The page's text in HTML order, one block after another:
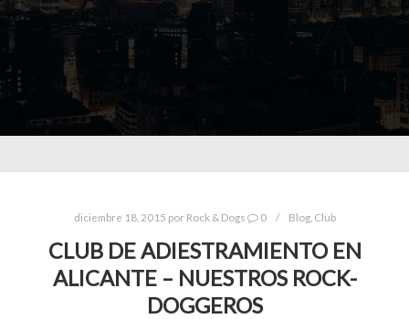
diciembre 18, 2015 por Rock & Dogs 0 Blog, Club
CLUB DE ADIESTRAMIENTO EN
ALICANTE – NUESTROS ROCK-
DOGGEROS